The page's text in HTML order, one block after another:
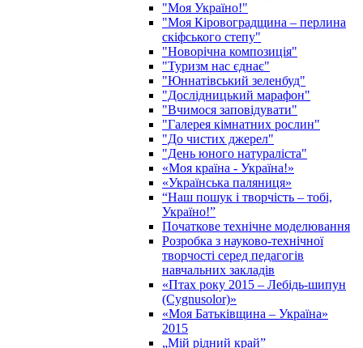
"Моя Україно!"
"Моя Кіровоградщина – перлина
скіфського степу"
"Новорічна композиція"
"Туризм нас єднає"
"Юннатівський зеленбуд"
"Дослідницький марафон"
"Вчимося заповідувати"
"Галерея кімнатних рослин"
"До чистих джерел"
"День юного натураліста"
«Моя країна - Україна!»
«Українська паляниця»
“Наш пошук і творчість – тобі,
Україно!”
Початкове технічне моделювання
Розробка з науково-технічної
творчості серед педагогів
навчальних закладів
«Птах року 2015 – Лебідь-шипун
(Cygnusolor)»
«Моя Батьківщина – Україна»
2015
„Мій рідний край”